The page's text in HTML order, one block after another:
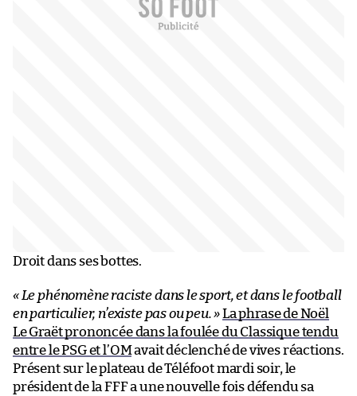
Droit dans ses bottes.
« Le phénomène raciste dans le sport, et dans le football
en particulier, n’existe pas ou peu. »La phrase de Noël
Le Graët prononcée dans la foulée du Classique tendu
entre le PSG et l’OMavait déclenché de vives réactions.
Présent sur le plateau de Téléfoot mardi soir, le
président de la FFF a une nouvelle fois défendu sa